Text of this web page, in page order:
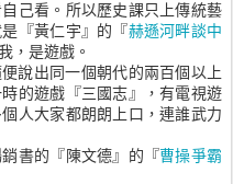
己看。所以歷史課只上傳統藝
『黃仁宇』的『赫遜河畔談中
，是遊戲。
說出同一個朝代的兩百個以上
的遊戲『三國志』，有電視遊
人大家都朗朗上口，連誰武力
書的『陳文德』的『曹操爭霸